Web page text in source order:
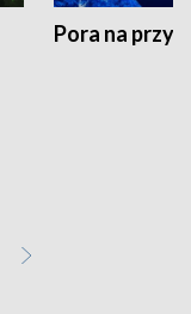
Pora na